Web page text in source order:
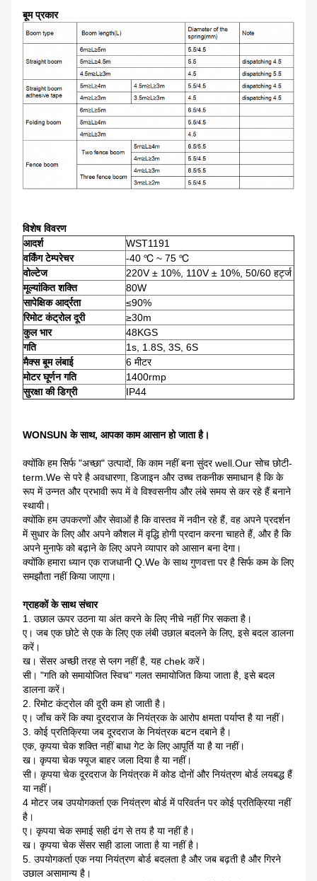
बूम प्रकार
विशेष विवरण
आदर्श
WST1191
वर्किंग टेम्परेचर
-40 ℃ ~ 75 ℃
वोल्टेज
220V ± 10%, 110V ± 10%, 50/60 हर्ट्ज
मूल्यांकित शक्ति
80W
सापेक्षिक आर्द्रता
≤90%
रिमोट कंट्रोल दूरी
≥30m
कुल भार
48KGS
गति
1s, 1.8S, 3S, 6S
मैक्स बूम लंबाई
6 मीटर
मोटर घूर्णन गति
1400rmp
सुरक्षा की डिग्री
IP44
WONSUN के साथ, आपका काम आसान हो जाता है।
क्योंकि हम सिर्फ "अच्छा" उत्पादों, कि काम नहीं बना सुंदर well.Our सोच छोटी-
term.We से परे है अवधारणा, डिजाइन और उच्च तकनीक समाधान है कि के
रूप में उन्नत और प्रभावी रूप में वे विश्वसनीय और लंबे समय से कर रहे हैं बनाने
स्थायी।
क्योंकि हम उपकरणों और सेवाओं है कि वास्तव में नवीन रहे हैं, वह अपने प्रदर्शन
में सुधार के लिए और अपने कौशल में वृद्धि होगी प्रदान करना चाहते हैं, और है कि
अपने मुनाफे को बढ़ाने के लिए अपने व्यापार को आसान बना देगा।
क्योंकि हमारा ध्यान एक राजधानी Q.We के साथ गुणवत्ता पर है सिर्फ कम के लिए
समझौता नहीं किया जाएगा।
ग्राहकों के साथ संचार
1. उछाल ऊपर उठना या अंत करने के लिए नीचे नहीं गिर सकता है।
ए। जब एक छोटे से एक के लिए एक लंबी उछाल बदलने के लिए, इसे बदल डालना
करें।
ख। सेंसर अच्छी तरह से प्लग नहीं है, यह chek करें।
सी। "गति को समायोजित स्विच" गलत समायोजित किया जाता है, इसे बदल
डालना करें।
2. रिमोट कंट्रोल की दूरी कम हो जाती है।
ए। जाँच करें कि क्या दूरदराज के नियंत्रक के आरोप क्षमता पर्याप्त है या नहीं।
3. कोई प्रतिक्रिया जब दूरदराज के नियंत्रक बटन दबाने है।
एक, कृपया चेक शक्ति नहीं बाधा गेट के लिए आपूर्ति या है या नहीं।
ख। कृपया चेक फ्यूज बाहर जला दिया है या नहीं।
सी। कृपया चेक दूरदराज के नियंत्रक में कोड दोनों और नियंत्रण बोर्ड लयबद्ध हैं
या नहीं।
4 मोटर जब उपयोगकर्ता एक नियंत्रण बोर्ड में परिवर्तन पर कोई प्रतिक्रिया नहीं
है।
ए। कृपया चेक समाई सही ढंग से तय है या नहीं है।
ख। कृपया चेक सेंसर सही डाला जाता है या नहीं है।
5. उपयोगकर्ता एक नया नियंत्रण बोर्ड बदलता है और जब बढ़ती है और गिरने
उछाल असामान्य है।